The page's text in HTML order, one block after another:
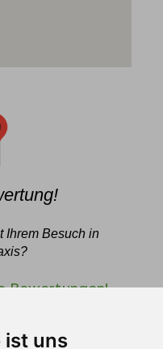
ist uns
Ihrem Besuch in
Bewertungen!